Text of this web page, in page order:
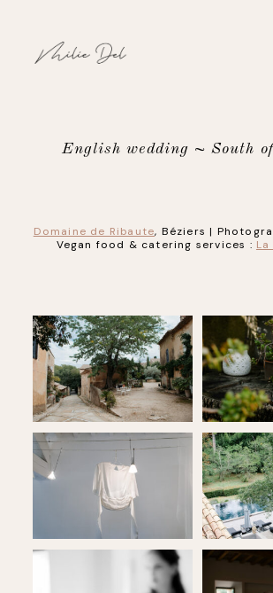
WORK
CONTACT
English wedding ~ South
Domaine de Ribaute, Béziers |
Vegan food & catering services :